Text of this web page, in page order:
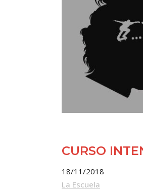
CURSO
18/11/2018
La Escuela